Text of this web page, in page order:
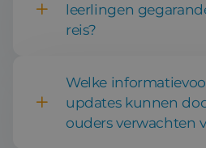
Excursies op maat
leerlingen
reis?
Welke
updates kunnen
ouders verwachten